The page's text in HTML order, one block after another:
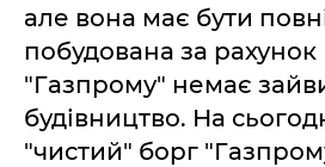
але вона має бути
побудована за
"Газпрому" немає
будівництво. На
"чистий" борг